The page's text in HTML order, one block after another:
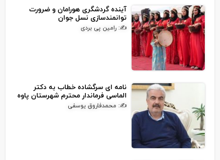
آینده گردشگری هورامان و ضرورت
توانمندسازی نسل جوان
✍: رامین پی بردی
نامه ای سرگشاده خطاب به دکتر
الماسی فرماندار محترم شهرستان پاوه
✍: محمدفاروق یوسفی